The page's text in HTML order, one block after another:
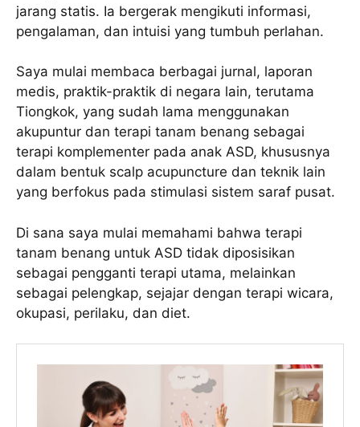
jarang statis. Ia bergerak mengikuti informasi,
pengalaman, dan intuisi yang tumbuh perlahan.
Saya mulai membaca berbagai jurnal, laporan
medis, praktik-praktik di negara lain, terutama
Tiongkok, yang sudah lama menggunakan
akupuntur dan terapi tanam benang sebagai
terapi komplementer pada anak ASD, khususnya
dalam bentuk scalp acupuncture dan teknik lain
yang berfokus pada stimulasi sistem saraf pusat.
Di sana saya mulai memahami bahwa terapi
tanam benang untuk ASD tidak diposisikan
sebagai pengganti terapi utama, melainkan
sebagai pelengkap, sejajar dengan terapi wicara,
okupasi, perilaku, dan diet.